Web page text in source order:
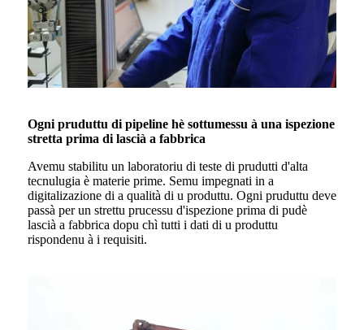
Ogni pruduttu di pipeline hè sottumessu à una ispezione
stretta prima di lascià a fabbrica
Avemu stabilitu un laboratoriu di teste di prudutti d'alta
tecnulugia è materie prime. Semu impegnati in a
digitalizazione di a qualità di u produttu. Ogni pruduttu deve
passà per un strettu prucessu d'ispezione prima di pudè
lascià a fabbrica dopu chì tutti i dati di u produttu
rispondenu à i requisiti.